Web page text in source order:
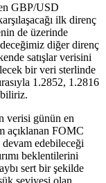
GBP/USD
ilk direnç
de üzerinde
diğer direnç
satışlar verisini
bir veri sterlinde
1.2852, 1.2816
verisi günün en
açıklanan FOMC
edebileceği
beklentilerini
sert bir şekilde
seviyesi olan